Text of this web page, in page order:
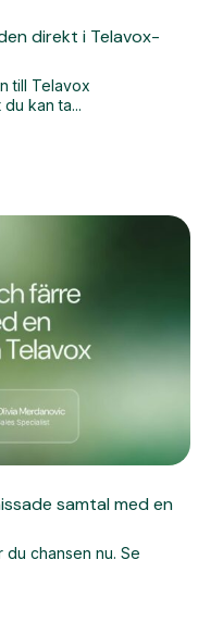
direkt i Telavox-
till Telavox
kan ta...
samtal med en
du chansen nu. Se